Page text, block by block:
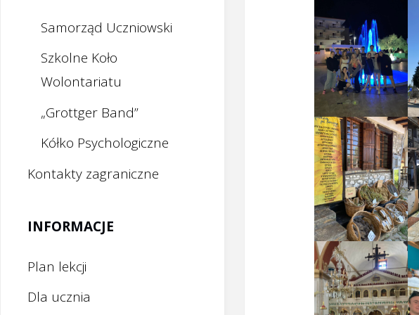
Samorząd Uczniowski
Szkolne Koło
Wolontariatu
„Grottger Band”
Kółko Psychologiczne
Kontakty zagraniczne
INFORMACJE
Plan lekcji
Dla ucznia